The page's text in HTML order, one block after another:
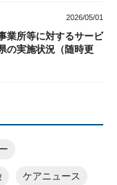
2026/05/01
業所等に対するサービ
の実施状況（随時更
ケアニュース